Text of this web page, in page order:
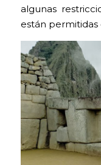
algunas
están permitidas